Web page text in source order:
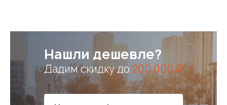
Нашли дешевле?
Дадим скидку до 200 000 ₽